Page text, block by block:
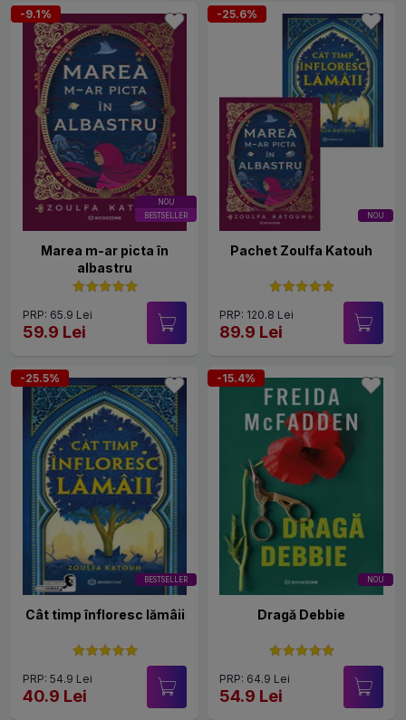
NOU
BESTSELLER
-9.1%
Marea m-ar picta în
albastru
PRP: 65.9 Lei
59.9 Lei
NOU
-25.6%
Pachet Zoulfa Katouh
PRP: 120.8 Lei
89.9 Lei
BESTSELLER
-25.5%
Cât timp înfloresc lămâii
PRP: 54.9 Lei
40.9 Lei
NOU
-15.4%
Dragă Debbie
PRP: 64.9 Lei
54.9 Lei